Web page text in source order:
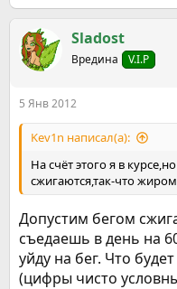
Sladost
Вредина V.I.P
5 Янв 2012
Kev1n написал(а):
На счёт этого я в
сжигаются,так-что
Допустим бегом
съедаешь в день на
уйду на бег. Что
(цифры чисто